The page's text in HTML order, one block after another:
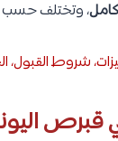
، وتختلف
شروط